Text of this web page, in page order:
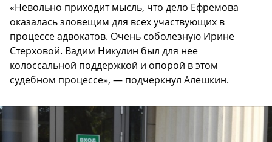
«Невольно приходит мысль, что дело Ефремова
оказалась зловещим для всех участвующих в
процессе адвокатов. Очень соболезную Ирине
Стерховой. Вадим Никулин был для нее
колоссальной поддержкой и опорой в этом
судебном процессе», — подчеркнул Алешкин.